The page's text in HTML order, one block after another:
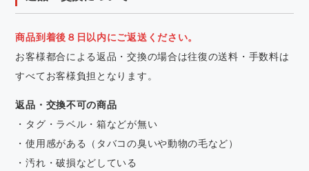
商品到着後８日以内にご返送ください。
お客様都合による返品・交換の場合は往復の送料・手数料は
すべてお客様負担となります。
返品・交換不可の商品
・タグ・ラベル・箱などが無い
・使用感がある（タバコの臭いや動物の毛など）
・汚れ・破損などしている